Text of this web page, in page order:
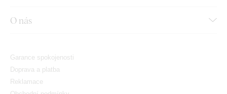
O nás
Garance spokojenosti
Doprava a platba
Reklamace